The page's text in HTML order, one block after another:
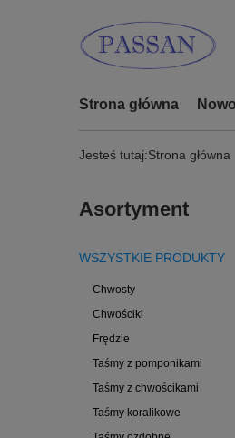
Strona główna
Jesteś tutaj:Strona główna
Asortyment
WSZYSTKIE PRODUKTY
Chwosty
Chwościki
Frędzle
Taśmy z pomponikami
Taśmy z chwościkami
Taśmy koralikowe